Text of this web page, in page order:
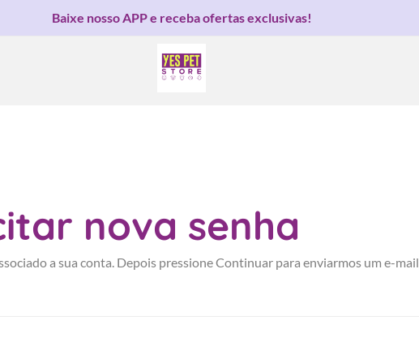
Baixe nosso APP e receba ofertas exclusivas!
nova senha
a sua conta. Depois pressione Continuar para enviarmos um e-mail